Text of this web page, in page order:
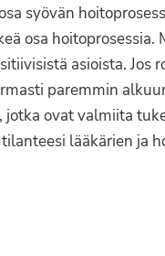
syövän
osa
asioista. Jos
paremmin
ovat valmiita
lääkärien ja